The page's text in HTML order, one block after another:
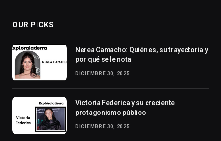
OUR PICKS
Nerea Camacho: Quién es, su trayectoria y
por qué se le nota
DICIEMBRE 30, 2025
Victoria Federica y su creciente
protagonismo público
DICIEMBRE 30, 2025